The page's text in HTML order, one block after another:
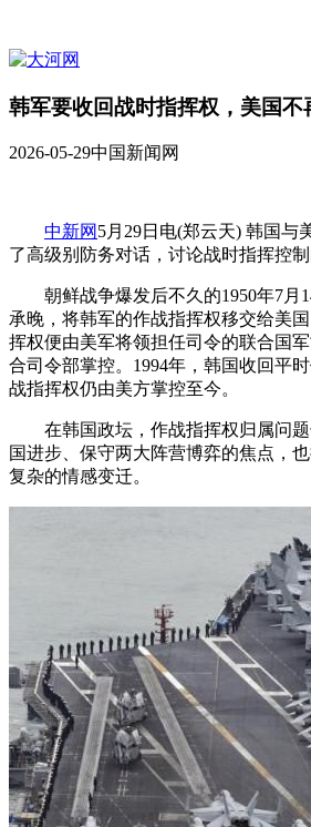
韩军要收回战时指挥权，美国不
2026-05-29中国新闻网
中新网 5月29日电(郑云天) 韩国与
了高级别防务对话，讨论战时指挥控制
朝鲜战争爆发后不久的1950年7月
承晚，将韩军的作战指挥权移交给美
挥权便由美军将领担任司令的联合国
合司令部掌控。1994年，韩国收回平
战指挥权仍由美方掌控至今。
在韩国政坛，作战指挥权归属问题
国进步、保守两大阵营博弈的焦点，
复杂的情感变迁。